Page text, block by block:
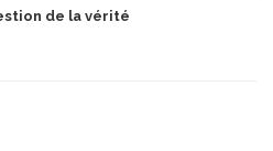
de la vérité